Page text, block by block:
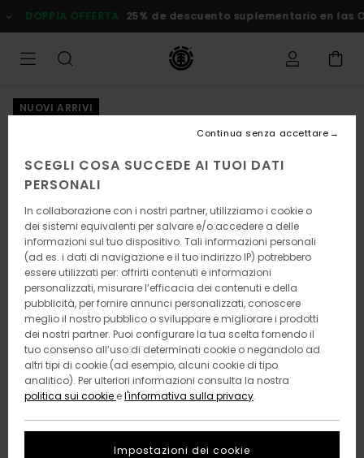
alle
informazioni
prodotto
DOPPIA OFFERTA 25% de descuento suplementario en las
NUOVI ARRIVI
SCEGLI COSA SUCCEDE AI TUOI DATI
PERSONALI
In collaborazione con i nostri partner, utilizziamo i cookie o
dei sistemi equivalenti per salvare e/o accedere a delle
informazioni sul tuo dispositivo. Tali informazioni personali
(ad es. i dati di navigazione e il tuo indirizzo IP) potrebbero
essere utilizzati per: offrirti contenuti e informazioni
personalizzati, misurare l’efficacia dei contenuti e della
pubblicità, per fornire annunci personalizzati, conoscere
meglio il nostro pubblico o sviluppare e migliorare i prodotti
dei nostri partner. Puoi configurare la tua scelta fornendo il
tuo consenso all’uso di determinati cookie o negandolo ad
altri tipi di cookie (ad esempio, alcuni cookie di tipo
analitico). Per ulteriori informazioni consulta la nostra
politica sui cookie el'informativa sulla privacy.
Impostazioni dei cookie
Continua senza accettare